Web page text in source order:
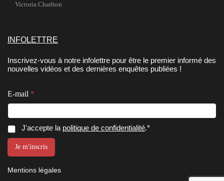
Victoria Charlton
INFOLETTRE
Inscrivez-vous à notre infolettre pour être le premier informé des
nouvelles vidéos et des dernières enquêtes publiées !
E-mail *
C
o
e
n
t
C
o
s
e
n
J'accepte la politique de confidentialité.*
Je m'inscris
Mentions légales